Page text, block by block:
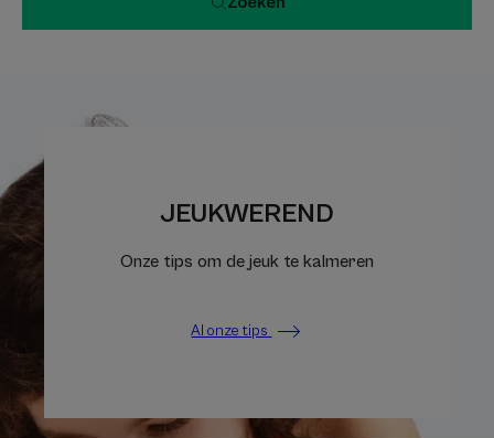
JEUKWEREND
Onze tips om de jeuk te kalmeren
Al onze tips